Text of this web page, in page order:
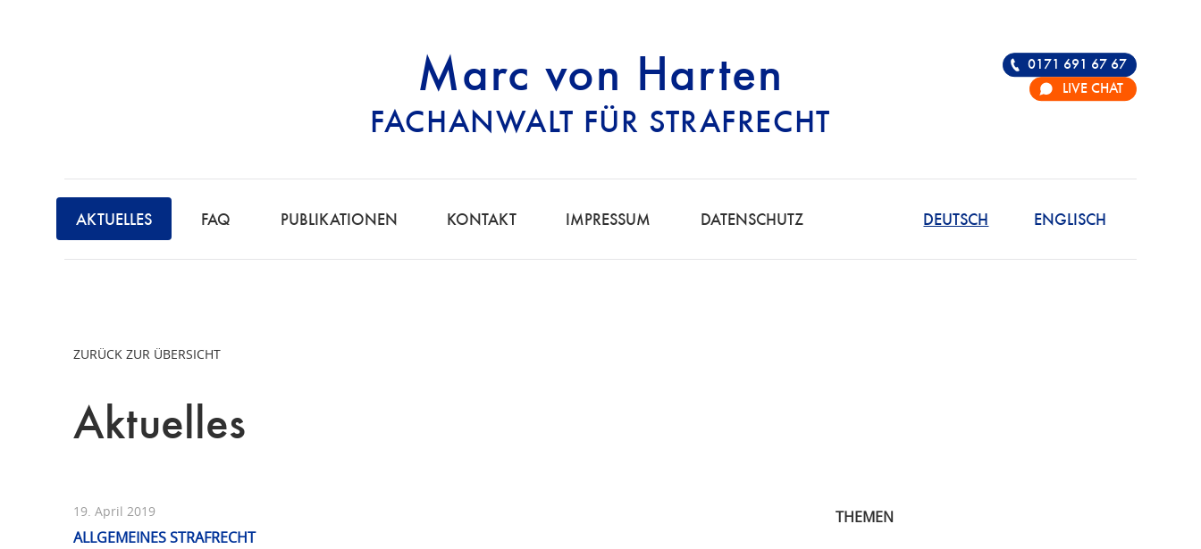
Marc von Harten
FACHANWALT FÜR STRAFRECHT
STRAFRECHT | RECHTSANWALT FÜR DIE
AKTUELLES FAQ PUBLIKATIONEN KONTAKT IMPRESSUM DATENSCHUTZ ENGLISCH
DEUTSCH
0171 691 67 67
LIVE CHAT
ZURÜCK ZUR ÜBERSICHT
Aktuelles
19. April 2019
ALLGEMEINES STRAFRECHT
THEMEN